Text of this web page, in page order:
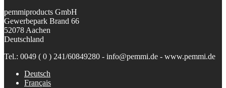
pemmiproducts GmbH
Gewerbepark Brand 66
52078 Aachen
Deutschland
Tel.: 0049 ( 0 ) 241/60849280 - info@pemmi.de - www.pemmi.de
Deutsch
Français